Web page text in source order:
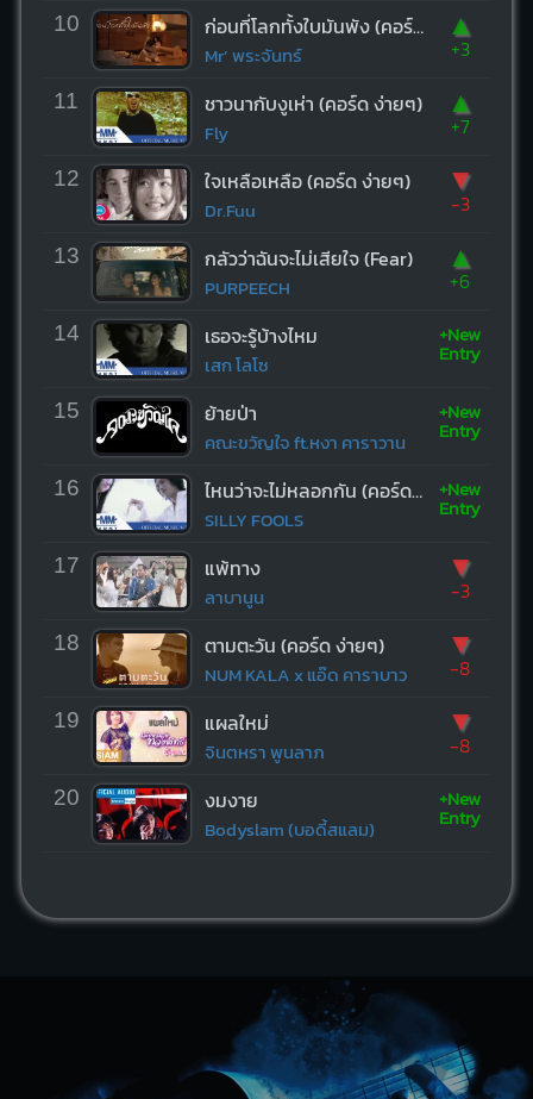
10 ก่อนที่โลกทั้งใบมันพัง (คอร์ด ง่ายๆ)
Mr’ พระจันทร์
▲
+3
11 ชาวนากับงูเห่า (คอร์ด ง่ายๆ)
Fly
▲
+7
12 ใจเหลือเหลือ (คอร์ด ง่ายๆ)
Dr.Fuu
▼
-3
13 กลัวว่าฉันจะไม่เสียใจ (Fear)
PURPEECH
▲
+6
14 เธอจะรู้บ้างไหม
เสก โลโซ
+New
Entry
15 ย้ายป่า
คณะขวัญใจ ft.หงา คาราวาน
+New
Entry
16 ไหนว่าจะไม่หลอกกัน (คอร์ด ง่ายๆ)
SILLY FOOLS
+New
Entry
17 แพ้ทาง
ลาบานูน
▼
-3
18 ตามตะวัน (คอร์ด ง่ายๆ)
NUM KALA x แอ๊ด คาราบาว
▼
-8
19 แผลใหม่
จินตหรา พูนลาภ
▼
-8
20 งมงาย
Bodyslam (บอดี้สแลม)
+New
Entry